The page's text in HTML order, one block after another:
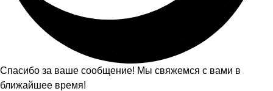
Спасибо за ваше сообщение! Мы свяжемся с вами в
ближайшее время!